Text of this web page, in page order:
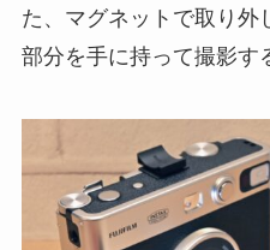
た、マグネットで取り外
部分を手に持って撮影す